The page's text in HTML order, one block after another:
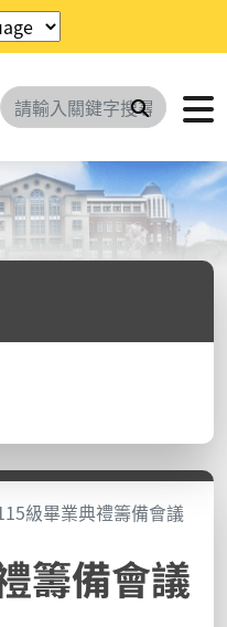
搜尋
級畢業典禮籌備會議
籌備會議